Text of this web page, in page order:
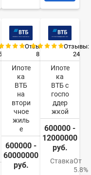
Отзывы:
8
Ипоте
ка
ВТБ
на
втори
чное
жиль
е
600000 -
60000000
руб.
Отзывы:
24
Ипоте
ка
ВТБ с
госпо
ддер
жкой
600000 -
12000000
руб.
СтавкаОт
5.8%